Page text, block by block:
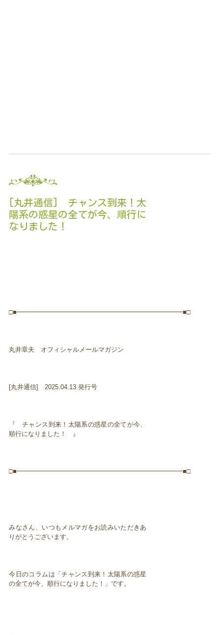
[丸井通信] チャンス到来！太
陽系の惑星の全てが今、順行に
なりました！
□■━━━━━━━━━━━━━━━━━━━━━━━━━━■□
丸井章夫 オフィシャルメールマガジン
[丸井通信] 2025.04.13 発行号
『 チャンス到来！太陽系の惑星の全てが今、
順行になりました！ 』
□■━━━━━━━━━━━━━━━━━━━━━━━━━━■□
みなさん、いつもメルマガをお読みいただきあ
りがとうございます。
今日のコラムは「チャンス到来！太陽系の惑星
の全てが今、順行になりました！」です。